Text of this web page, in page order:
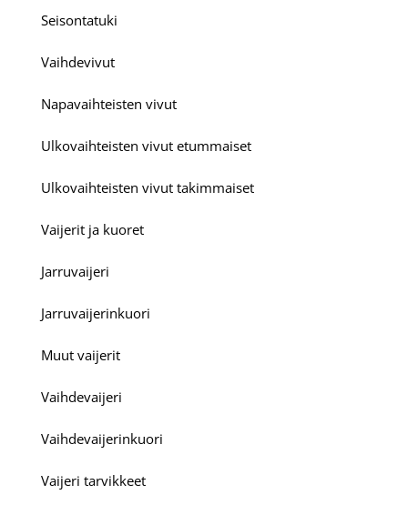
Seisontatuki
Vaihdevivut
Napavaihteisten vivut
Ulkovaihteisten vivut etummaiset
Ulkovaihteisten vivut takimmaiset
Vaijerit ja kuoret
Jarruvaijeri
Jarruvaijerinkuori
Muut vaijerit
Vaihdevaijeri
Vaihdevaijerinkuori
Vaijeri tarvikkeet